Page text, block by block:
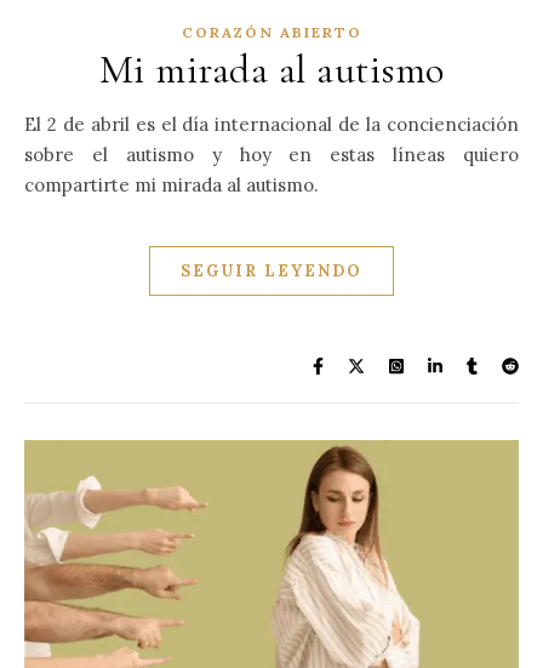
CORAZÓN ABIERTO
Mi mirada al autismo
El 2 de abril es el día internacional de la concienciación
sobre el autismo y hoy en estas líneas quiero
compartirte mi mirada al autismo.
SEGUIR LEYENDO